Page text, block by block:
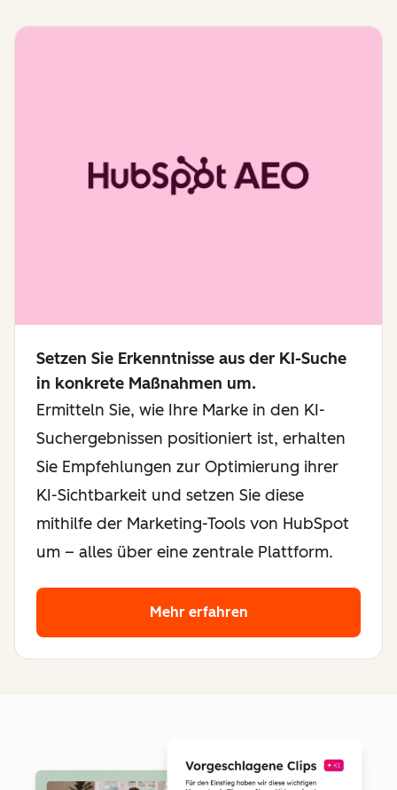
Setzen Sie Erkenntnisse aus der KI-Suche
in konkrete Maßnahmen um.
Ermitteln Sie, wie Ihre Marke in den KI-
Suchergebnissen positioniert ist, erhalten
Sie Empfehlungen zur Optimierung ihrer
KI-Sichtbarkeit und setzen Sie diese
mithilfe der Marketing-Tools von HubSpot
um – alles über eine zentrale Plattform.
Mehr erfahren